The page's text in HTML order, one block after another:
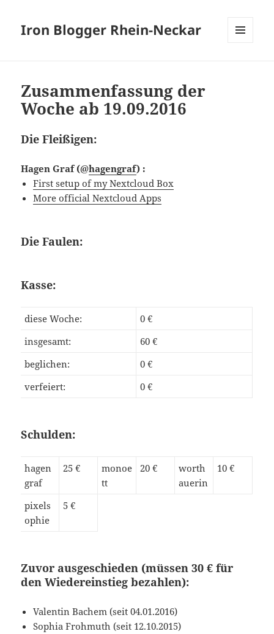
Iron Blogger Rhein-Neckar
Zusammenfassung der
Woche ab 19.09.2016
Die Fleißigen:
Hagen Graf (@hagengraf) :
First setup of my Nextcloud Box
More official Nextcloud Apps
Die Faulen:
Kasse:
diese Woche:
0 €
insgesamt:
60 €
beglichen:
0 €
verfeiert:
0 €
Schulden:
hagen
graf
25 €
monoe
tt
20 €
worth
auerin
10 €
pixels
ophie
5 €
Zuvor ausgeschieden (müssen 30 € für
den Wiedereinstieg bezahlen):
Valentin Bachem (seit 04.01.2016)
Sophia Frohmuth (seit 12.10.2015)